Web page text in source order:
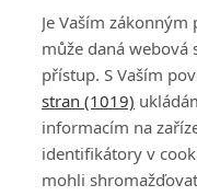
Je Vaším
může daná
přístup. S Vaším
stran (1019)
informacím na
identifikátory v
mohli
Westwood se
listopadu